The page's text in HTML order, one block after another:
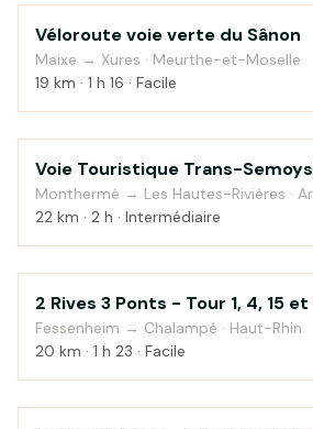
Au fil de l'eau
Véloroute voie verte du Sânon
Maixe → Xures · Meurthe-et-Moselle
19 km · 1 h 16 · Facile
Campagne
Voie Touristique Trans-
Monthermé → Les Hautes-Rivières ·
22 km · 2 h · Intermédiaire
Campagne
2 Rives 3 Ponts - Tour 1, 4, 15 et
Fessenheim → Chalampé · Haut-Rhin
20 km · 1 h 23 · Facile